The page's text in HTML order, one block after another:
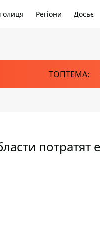
Регіони Досьє
ТОПТЕМА:
потратят